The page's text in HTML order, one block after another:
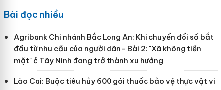
Bài đọc nhiều
Agribank Chi nhánh Bắc Long An: Khi chuyển đổi số bắt
đầu từ nhu cầu của người dân- Bài 2: "Xã không tiền
mặt" ở Tây Ninh đang trở thành xu hướng
Lào Cai: Buộc tiêu hủy 600 gói thuốc bảo vệ thực vật vi